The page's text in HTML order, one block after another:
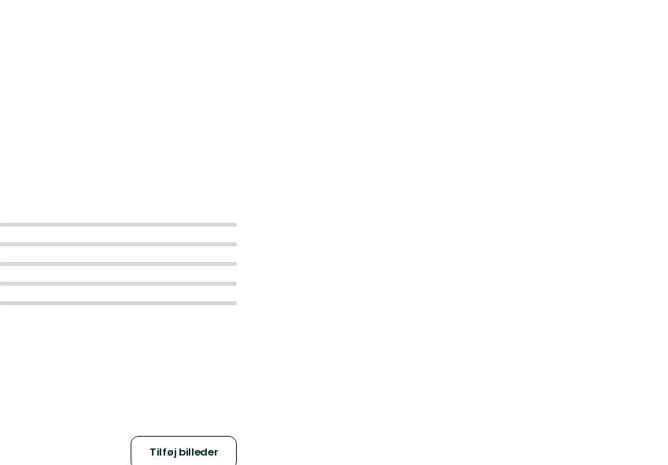
Tilføj billeder